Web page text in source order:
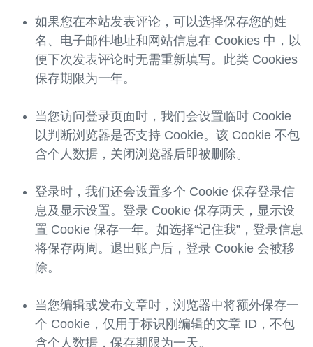
如果您在本站发表评论，可以选择保存您的姓
名、电子邮件地址和网站信息在 Cookies 中，以
便下次发表评论时无需重新填写。此类 Cookies
保存期限为一年。
当您访问登录页面时，我们会设置临时 Cookie
以判断浏览器是否支持 Cookie。该 Cookie 不包
含个人数据，关闭浏览器后即被删除。
登录时，我们还会设置多个 Cookie 保存登录信
息及显示设置。登录 Cookie 保存两天，显示设
置 Cookie 保存一年。如选择“记住我”，登录信息
将保存两周。退出账户后，登录 Cookie 会被移
除。
当您编辑或发布文章时，浏览器中将额外保存一
个 Cookie，仅用于标识刚编辑的文章 ID，不包
含个人数据，保存期限为一天。